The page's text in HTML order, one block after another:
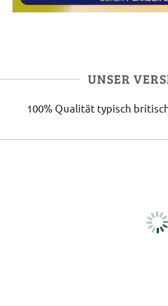
UNSER
100% Qualität typisch